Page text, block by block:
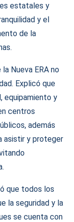
estatales y
y el
de la
Nueva ERA no
Explicó que
equipamiento y
centros
además
asistir y proteger
que todos los
la seguridad y la
se cuenta con